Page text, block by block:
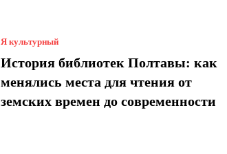
Я культурный
История библиотек Полтавы: как
менялись места для чтения от
земских времен до современности